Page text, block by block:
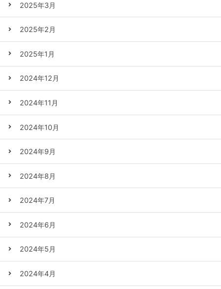
2025年3月
2025年2月
2025年1月
2024年12月
2024年11月
2024年10月
2024年9月
2024年8月
2024年7月
2024年6月
2024年5月
2024年4月